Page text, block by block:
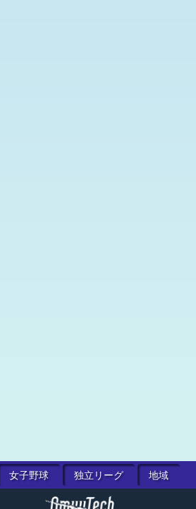
女子野球 独立リーグ 地域